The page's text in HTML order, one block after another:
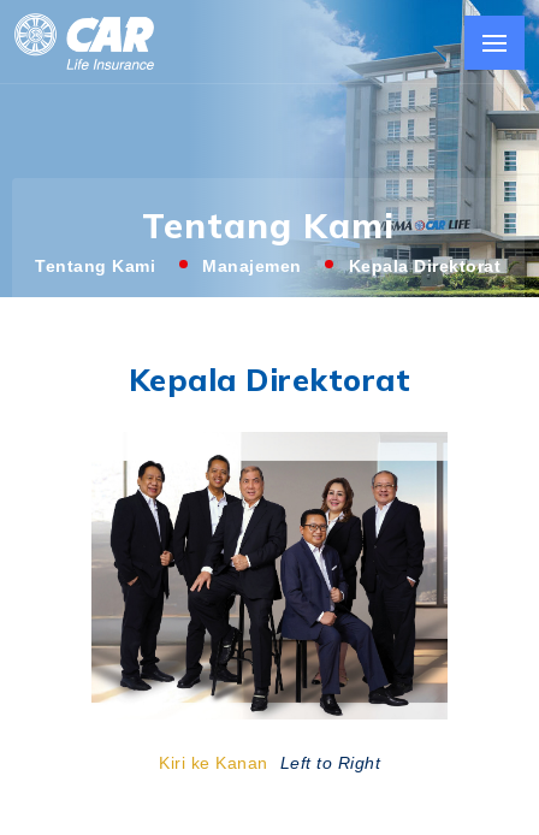
Tentang Kami
Tentang Kami Manajemen Kepala Direktorat
Kepala Direktorat
Kiri ke Kanan Left to Right